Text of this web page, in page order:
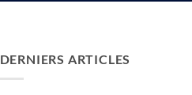
DERNIERS ARTICLES